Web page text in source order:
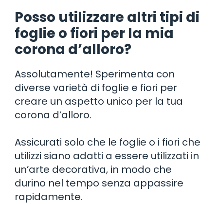
Posso utilizzare altri tipi di
foglie o fiori per la mia
corona d’alloro?
Assolutamente! Sperimenta con
diverse varietà di foglie e fiori per
creare un aspetto unico per la tua
corona d’alloro.
Assicurati solo che le foglie o i fiori che
utilizzi siano adatti a essere utilizzati in
un’arte decorativa, in modo che
durino nel tempo senza appassire
rapidamente.